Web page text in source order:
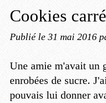
Cookies
Publié le 31 mai 2016
Une amie m'avait un
enrobées de sucre.
pouvais lui donner